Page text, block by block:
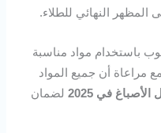
المظهر النهائي للطلاء.
باستخدام مواد مناسبة
أن جميع المواد
الأصباغ في 2025
لضمان